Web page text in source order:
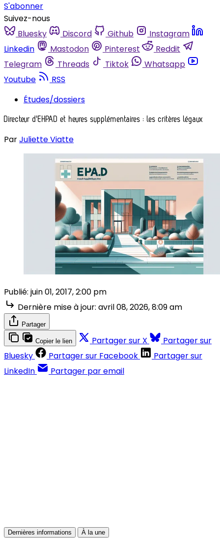
S'abonner
Suivez-nous
Bluesky
Discord Github
Instagram
Linkedin
Mastodon Pinterest
Reddit
Telegram
Threads Tiktok
Whatsapp
Youtube
RSS
Études/dossiers
Directeur d'EHPAD et heures supplémentaires : les critères légaux
ParJuliette Viatte
Publié: juin 01, 2017, 2:00 pm
Dernière mise à jour: avril 08, 2026, 8:09 am
Partager
Copier le lien Partager sur X
Partager sur
Bluesky
Partager sur Facebook
Partager sur
LinkedIn
Partager par email
Dernières informations À la une